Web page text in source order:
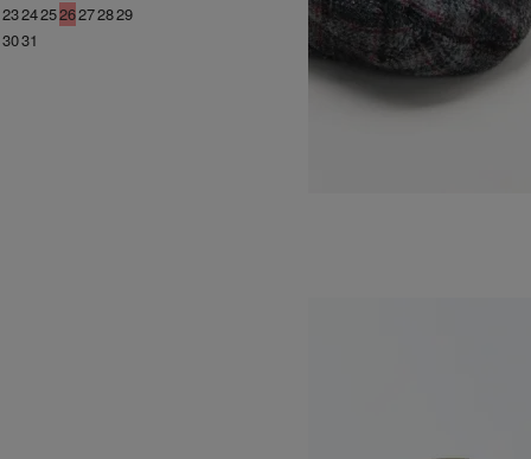
23242526272829
3031